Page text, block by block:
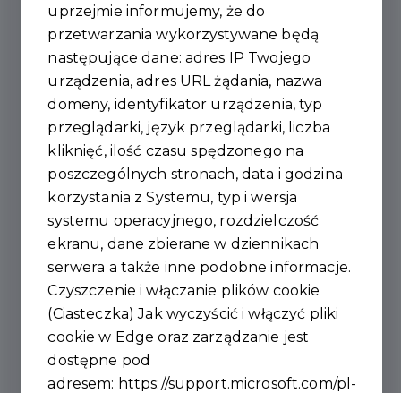
📸Relacja foto z
wyjątkowego Pool Party w
Akademii Sportu
26 lipca na terenie Akademii Sportu w
Niewiadowie odbyło się wyjątkowe
wydarzenie pełne radości, uśmiechu i
prawdziwie wakacyjnej atmosfery. ☀️🎉 Na
uczestników czekało mnóstwo atrakcji,
muzyka, animacje oraz wiele okazji do
wspólnej zabawy i spędzenia czasu w
świetnym gronie....
uprzejmie informujemy, że do
przetwarzania wykorzystywane będą
następujące dane: adres IP Twojego
urządzenia, adres URL żądania, nazwa
domeny, identyfikator urządzenia, typ
przeglądarki, język przeglądarki, liczba
kliknięć, ilość czasu spędzonego na
poszczególnych stronach, data i godzina
korzystania z Systemu, typ i wersja
systemu operacyjnego, rozdzielczość
ekranu, dane zbierane w dziennikach
serwera a także inne podobne informacje.
Czyszczenie i włączanie plików cookie
(Ciasteczka) Jak wyczyścić i włączyć pliki
cookie w Edge oraz zarządzanie jest
dostępne pod
adresem: https://support.microsoft.com/pl-